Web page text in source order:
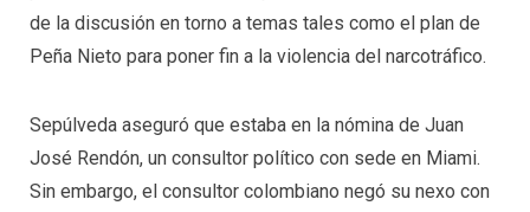
de la discusión en torno a temas tales como el plan de
Peña Nieto para poner fin a la violencia del narcotráfico.
Sepúlveda aseguró que estaba en la nómina de Juan
José Rendón, un consultor político con sede en Miami.
Sin embargo, el consultor colombiano negó su nexo con